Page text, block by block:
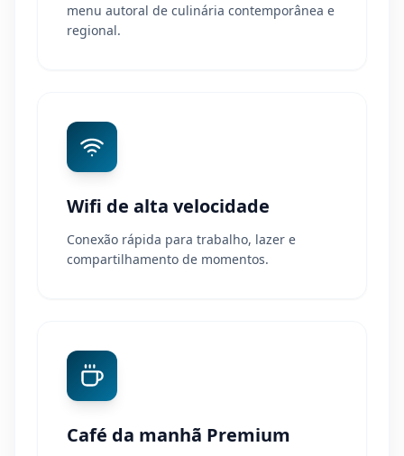
menu autoral de culinária contemporânea e
regional.
Wifi de alta velocidade
Conexão rápida para trabalho, lazer e
compartilhamento de momentos.
Café da manhã Premium